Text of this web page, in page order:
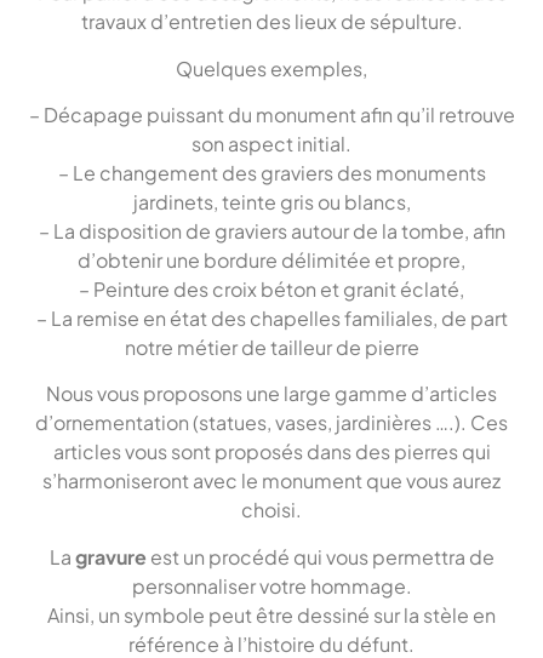
travaux d’entretien des lieux de sépulture.
Quelques exemples,
– Décapage puissant du monument afin qu’il retrouve
son aspect initial.
– Le changement des graviers des monuments
jardinets, teinte gris ou blancs,
– La disposition de graviers autour de la tombe, afin
d’obtenir une bordure délimitée et propre,
– Peinture des croix béton et granit éclaté,
– La remise en état des chapelles familiales, de part
notre métier de tailleur de pierre
Nous vous proposons une large gamme d’articles
d’ornementation (statues, vases, jardinières ….). Ces
articles vous sont proposés dans des pierres qui
s’harmoniseront avec le monument que vous aurez
choisi.
Lagravure est un procédé qui vous permettra de
personnaliser votre hommage.
Ainsi, un symbole peut être dessiné sur la stèle en
référence à l’histoire du défunt.